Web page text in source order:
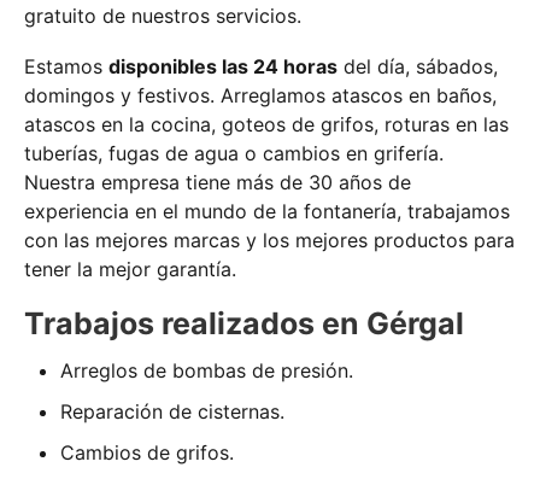
gratuito de nuestros servicios.
Estamos disponibles las 24 horas del día, sábados,
domingos y festivos. Arreglamos atascos en baños,
atascos en la cocina, goteos de grifos, roturas en las
tuberías, fugas de agua o cambios en grifería.
Nuestra empresa tiene más de 30 años de
experiencia en el mundo de la fontanería, trabajamos
con las mejores marcas y los mejores productos para
tener la mejor garantía.
Trabajos realizados en Gérgal
Arreglos de bombas de presión.
Reparación de cisternas.
Cambios de grifos.